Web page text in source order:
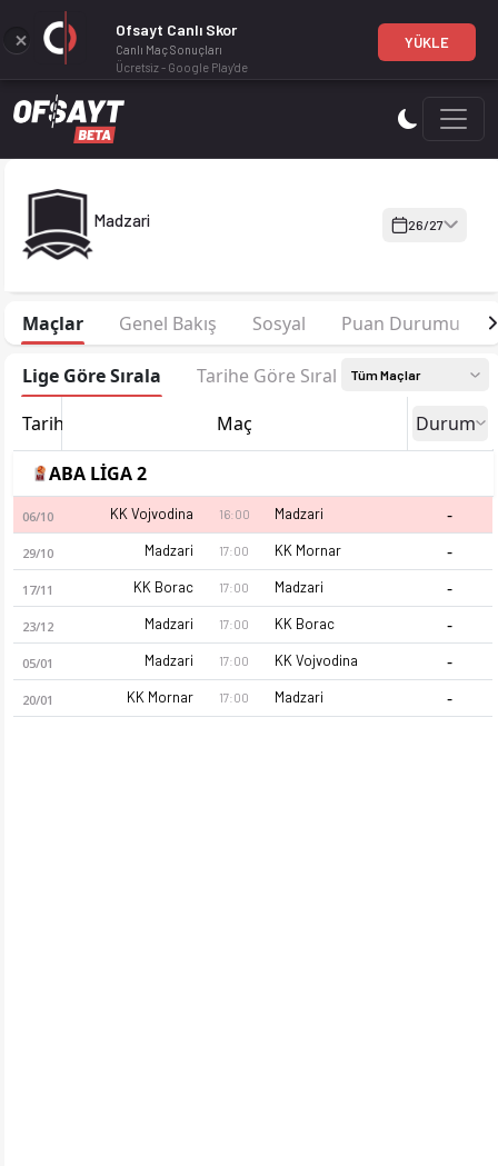
Madzari 26-27 sezonu kadrosu, maç fikstürü, puan
Madzari 26/27
Maçlar Genel Bakış Sosyal Puan Durumu
Lige Göre Sırala Tarihe Göre Sırala Tüm Maçlar
Tarih Maç Durum
ABA LİGA 2
06/10 KK Vojvodina 16:00 Madzari -
29/10 Madzari 17:00 KK Mornar -
17/11 KK Borac 17:00 Madzari -
23/12 Madzari 17:00 KK Borac -
05/01 Madzari 17:00 KK Vojvodina -
20/01 KK Mornar 17:00 Madzari -
Ofsayt Canlı Skor
Canlı Maç Sonuçları
Ücretsiz - Google Play'de
YÜKLE